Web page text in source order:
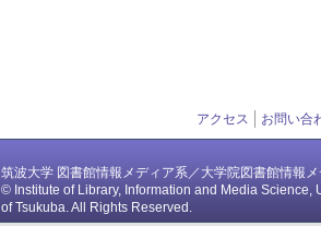
アクセス お問い合
筑波大学 図書館情報メディア系／大学院図書館情報
© Institute of Library, Information and Media Science,
of Tsukuba. All Rights Reserved.